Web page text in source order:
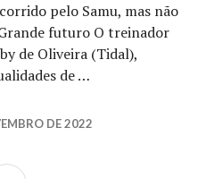
pelo Samu, mas não
futuro O treinador
de Oliveira (Tidal),
de …
DE 2022